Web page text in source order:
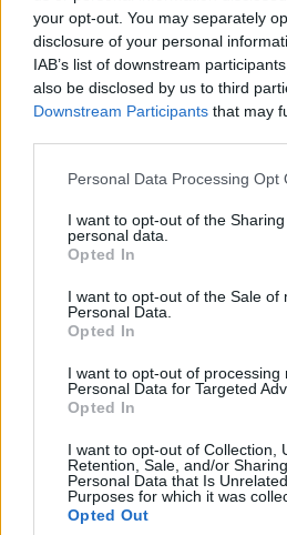
your opt-out. You may separately
disclosure of your personal
IAB’s list of downstream
also be disclosed by us to third
Downstream Participants that may
Personal Data Processing Opt
I want to opt-out of the
personal data.
Opted In
I want to opt-out of the Sale of
Personal Data.
Opted In
I want to opt-out of processing
Personal Data for Targeted
Opted In
I want to opt-out of Collection,
Retention, Sale, and/or
Personal Data that Is
Purposes for which it was
Opted Out
domov v Nizozemsku. Z dočasného
Tajmira a lva Mera, kteří také pocházejí
soukromých chovů v České republice.
Rybářství Litomyšl kvůli suchu
28.7.2026 10:40 (ČTK)
Diskuse: 3
pokračujícím poklesu hladiny bude
výlovu. Letos je většina rybníků bez
situaci zhoršuje. ČTK to řekl ředitel
Brychta.